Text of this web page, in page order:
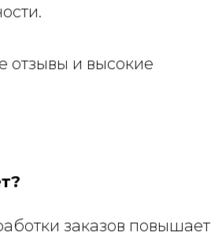
отзывы и высокие
заказов повышает